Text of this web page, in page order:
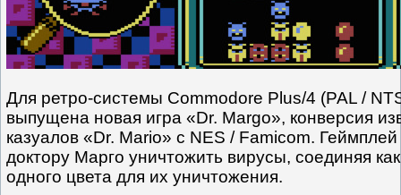
Для ретро-системы Commodore Plus/4 (PAL /
выпущена новая игра «Dr. Margo», конверсия
казуалов «Dr. Mario» с NES / Famicom.
доктору Марго уничтожить вирусы, соединяя
одного цвета для их уничтожения.